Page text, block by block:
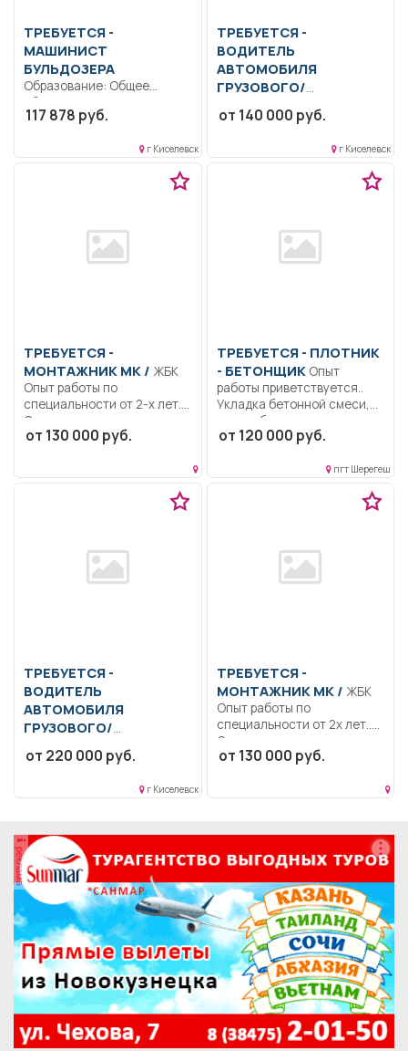
ТРЕБУЕТСЯ -
МАШИНИСТ
БУЛЬДОЗЕРА
Образование: Общее
образование.. Управление
бульдозером, осмотр и
117 878 руб.
г Киселевск
ТРЕБУЕТСЯ -
ВОДИТЕЛЬ
АВТОМОБИЛЯ
ГРУЗОВОГО/
СПЕЦИАЛЬНОГО
Образование: Общее
автомобиля БеЛАЗ 75131
от 140 000 руб.
г Киселевск
ТРЕБУЕТСЯ -
МОНТАЖНИК МК / ЖБК
Опыт работы по
специальности от 2-х лет..
Строительство крупных...
от 130 000 руб.
ТРЕБУЕТСЯ - ПЛОТНИК
- БЕТОНЩИКОпыт
работы приветствуется..
Укладка бетонной смеси,
стены, балки, плиты;...
от 120 000 руб.
пгт Шерегеш
ТРЕБУЕТСЯ -
ВОДИТЕЛЬ
АВТОМОБИЛЯ
ГРУЗОВОГО/
СПЕЦИАЛЬНОГО
Перевозка угля. Контроль
автомобиля. Мелкосрочный
от 220 000 руб.
г Киселевск
ТРЕБУЕТСЯ -
МОНТАЖНИК МК / ЖБК
Опыт работы по
специальности от 2х лет..
Строительство крупных...
от 130 000 руб.
реклама